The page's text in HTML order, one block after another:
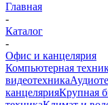
Главная
-
Каталог
-
Офис и канцелярия
Компьютерная
видеотехника
канцелярияКрупная